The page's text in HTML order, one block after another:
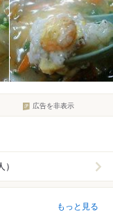
広告を非表示
もっと見る